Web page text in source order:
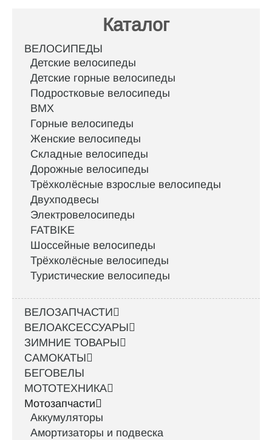
Каталог
ВЕЛОСИПЕДЫ
Детские велосипеды
Детские горные велосипеды
Подростковые велосипеды
BMX
Горные велосипеды
Женские велосипеды
Складные велосипеды
Дорожные велосипеды
Трёхколёсные взрослые велосипеды
Двухподвесы
Электровелосипеды
FATBIKE
Шоссейные велосипеды
Трёхколёсные велосипеды
Туристические велосипеды
ВЕЛОЗАПЧАСТИ
ВЕЛОАКСЕССУАРЫ
ЗИМНИЕ ТОВАРЫ
САМОКАТЫ
БЕГОВЕЛЫ
МОТОТЕХНИКА
Мотозапчасти
Аккумуляторы
Амортизаторы и подвеска